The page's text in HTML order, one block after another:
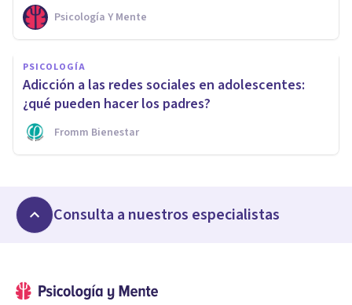
Psicología Y Mente
PSICOLOGÍA
Adicción a las redes sociales en adolescentes:
¿qué pueden hacer los padres?
Fromm Bienestar
Consulta a nuestros especialistas